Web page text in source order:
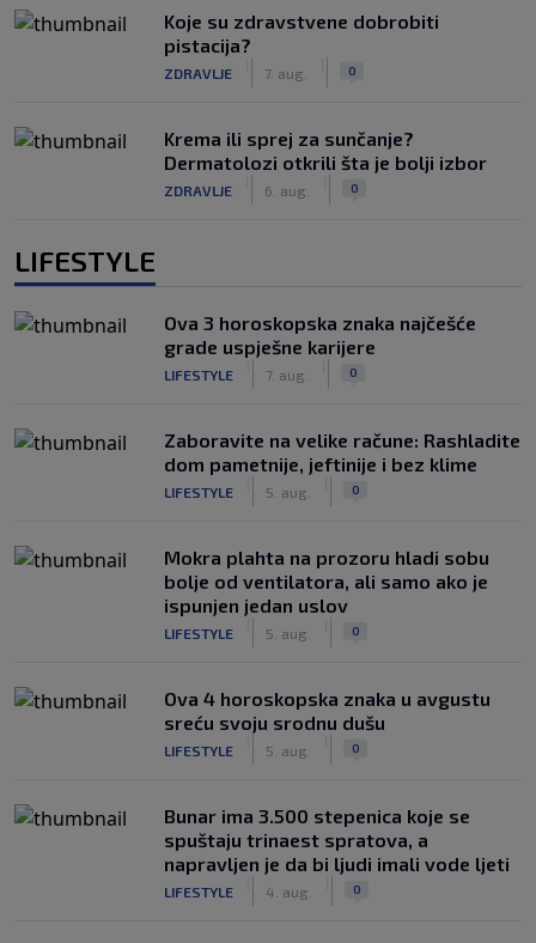
Koje su zdravstvene dobrobiti
pistacija?
ZDRAVLJE 7. aug. 0
Krema ili sprej za sunčanje?
Dermatolozi otkrili šta je bolji izbor
ZDRAVLJE 6. aug. 0
LIFESTYLE
Ova 3 horoskopska znaka najčešće
grade uspješne karijere
LIFESTYLE 7. aug. 0
Zaboravite na velike račune: Rashladite
dom pametnije, jeftinije i bez klime
LIFESTYLE 5. aug. 0
Mokra plahta na prozoru hladi sobu
bolje od ventilatora, ali samo ako je
ispunjen jedan uslov
LIFESTYLE 5. aug. 0
Ova 4 horoskopska znaka u avgustu
sreću svoju srodnu dušu
LIFESTYLE 5. aug. 0
Bunar imа 3.500 stepenica koje se
spuštaju trinaest spratova, a
napravljen je da bi ljudi imali vode ljeti
LIFESTYLE 4. aug. 0